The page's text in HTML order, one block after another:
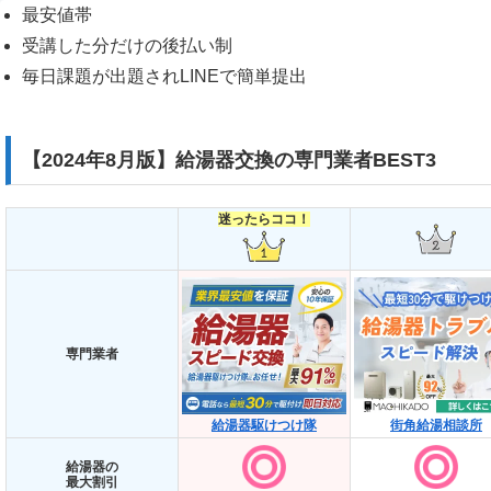
最安値帯
受講した分だけの後払い制
毎日課題が出題されLINEで簡単提出
【2024年8月版】給湯器交換の専門業者BEST3
迷ったらココ！
専門業者
給湯器駆けつけ隊 街角給湯相談所
給湯器の
最大割引